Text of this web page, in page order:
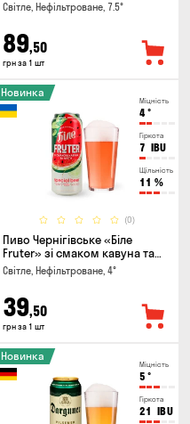
Світле, Нефільтроване, 7.5°
89,50
грн за 1 шт
Міцність
4°
Гіркота
7 IBU
Щільність
11 %
(0)
Новинка
Пиво Чернігівське «Біле
Fruter» зі смаком кавуна та
м'яти 0.5л
Світле, Нефільтроване, 4°
39,50
грн за 1 шт
Міцність
5 °
Гіркота
21 IBU
Новинка